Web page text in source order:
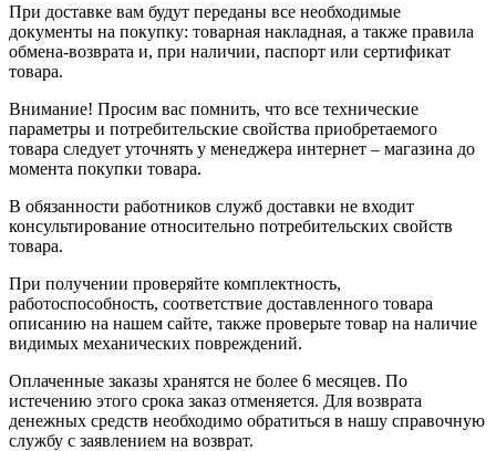
При доставке вам будут переданы все необходимые
документы на покупку: товарная накладная, а также правила
обмена-возврата и, при наличии, паспорт или сертификат
товара.
Внимание! Просим вас помнить, что все технические
параметры и потребительские свойства приобретаемого
товара следует уточнять у менеджера интернет – магазина до
момента покупки товара.
В обязанности работников служб доставки не входит
консультирование относительно потребительских свойств
товара.
При получении проверяйте комплектность,
работоспособность, соответствие доставленного товара
описанию на нашем сайте, также проверьте товар на наличие
видимых механических повреждений.
Оплаченные заказы хранятся не более 6 месяцев. По
истечению этого срока заказ отменяется. Для возврата
денежных средств необходимо обратиться в нашу справочную
службу с заявлением на возврат.